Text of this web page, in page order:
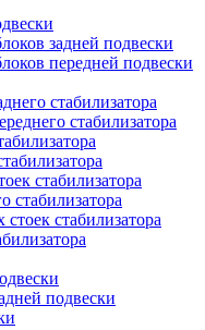
задней подвески
передней подвески
стабилизатора
стабилизатора
стабилизатора
стабилизатора
стабилизатора
подвески